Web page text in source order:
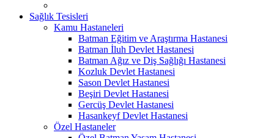
Sağlık Tesisleri
Kamu Hastaneleri
Batman Eğitim ve Araştırma Hastanesi
Batman İluh Devlet Hastanesi
Batman Ağız ve Diş Sağlığı Hastanesi
Kozluk Devlet Hastanesi
Sason Devlet Hastanesi
Beşiri Devlet Hastanesi
Gercüş Devlet Hastanesi
Hasankeyf Devlet Hastanesi
Özel Hastaneler